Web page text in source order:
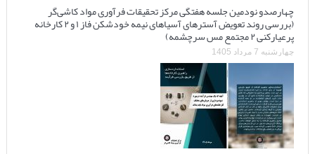
چهارصدو نودمین جلسه هفتگی مرکز تحقیقات فرآوری مواد کاشی‌گر
(بررسی روند تعویض آسترهای آسیاهای نیمه خودشکن فاز ۱ و ۲ کارخانه
پرعیارکنی ۲ مجتمع مس سرچشمه)
چهارشنبه 7 مرداد 1405